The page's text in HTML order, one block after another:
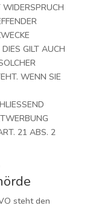
WIDERSPRUCH
GILT AUCH
WENN SIE
21 ABS. 2
steht den